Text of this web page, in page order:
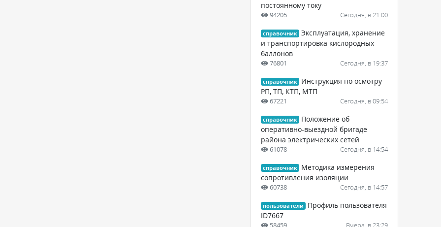
постоянному току
94205 Сегодня, в 21:00
справочник Эксплуатация, хранение
и транспортировка кислородных
баллонов
76801 Сегодня, в 19:37
справочник
Инструкция по осмотру
РП, ТП, КТП, МТП
67221 Сегодня, в 09:54
справочник
Положение об
оперативно-выездной бригаде
района электрических сетей
61078 Сегодня, в 14:54
справочник
Методика измерения
сопротивления изоляции
60738 Сегодня, в 14:57
пользователи
Профиль пользователя
ID7667
58459 Вчера, в 23:29